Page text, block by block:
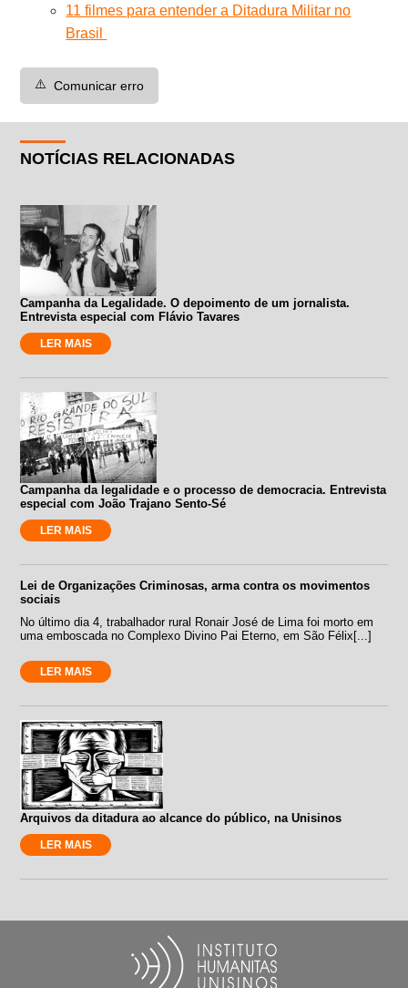
11 filmes para entender a Ditadura Militar no
Brasil
⚠️ Comunicar erro
NOTÍCIAS RELACIONADAS
Campanha da Legalidade. O depoimento de um jornalista.
Entrevista especial com Flávio Tavares
LER MAIS
Campanha da legalidade e o processo de democracia. Entrevista
especial com João Trajano Sento-Sé
LER MAIS
Lei de Organizações Criminosas, arma contra os movimentos
sociais
No último dia 4, trabalhador rural Ronair José de Lima foi morto em
uma emboscada no Complexo Divino Pai Eterno, em São Félix[...]
LER MAIS
Arquivos da ditadura ao alcance do público, na Unisinos
LER MAIS